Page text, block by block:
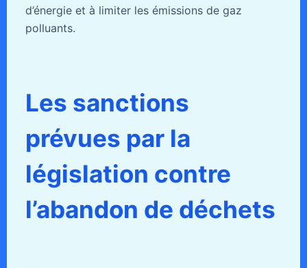
d’énergie et à limiter les émissions de gaz
polluants.
Les sanctions
prévues par la
législation contre
l’abandon de déchets